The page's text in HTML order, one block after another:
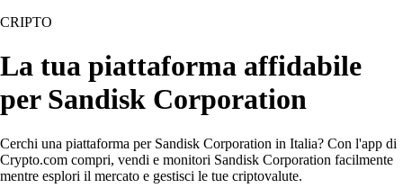
CRIPTO
La tua piattaforma affidabile
per Sandisk Corporation
Cerchi una piattaforma per Sandisk Corporation in Italia? Con l'app di
Crypto.com compri, vendi e monitori Sandisk Corporation facilmente
mentre esplori il mercato e gestisci le tue criptovalute.